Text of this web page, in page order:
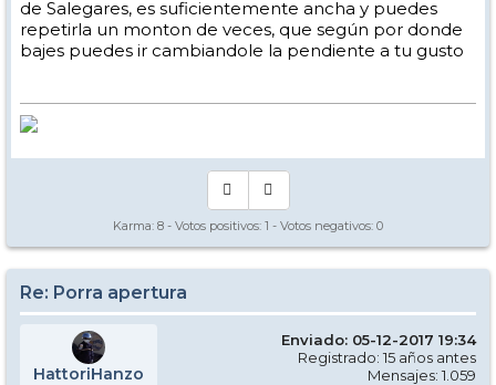
de Salegares, es suficientemente ancha y puedes
repetirla un monton de veces, que según por donde
bajes puedes ir cambiandole la pendiente a tu gusto
Karma: 8 - Votos positivos: 1 - Votos negativos: 0
Re: Porra apertura
HattoriHanzo
Enviado: 05-12-2017 19:34
Registrado: 15 años antes
Mensajes: 1.059